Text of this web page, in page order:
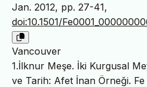
Jan. 2012, pp. 27-41,
doi:10.1501/
Vancouver
1.İlknur Meşe. İki Kurgusal
ve Tarih: Afet İnan Örneği. Fe